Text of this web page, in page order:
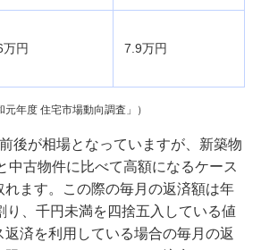
円 7.9万円
元年度 住宅市場動向調査」）
後が相場となっていますが、新築物
中古物件に比べて高額になるケース
れます。この際の毎月の返済額は年
り、千円未満を四捨五入している値
済を利用している場合の毎月の返